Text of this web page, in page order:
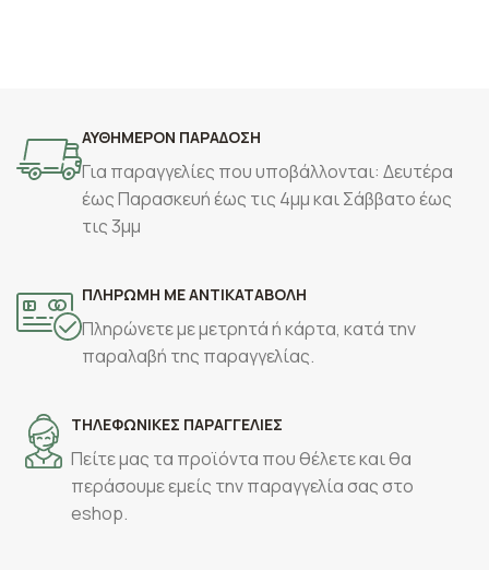
ΑΥΘΗΜΕΡΟΝ ΠΑΡΑΔΟΣΗ
Για παραγγελίες που υποβάλλονται: Δευτέρα
έως Παρασκευή έως τις 4μμ και Σάββατο έως
τις 3μμ
ΠΛΗΡΩΜΗ ΜΕ ΑΝΤΙΚΑΤΑΒΟΛΗ
Πληρώνετε με μετρητά ή κάρτα, κατά την
παραλαβή της παραγγελίας.
ΤΗΛΕΦΩΝΙΚΕΣ ΠΑΡΑΓΓΕΛΙΕΣ
Πείτε μας τα προϊόντα που θέλετε και θα
περάσουμε εμείς την παραγγελία σας στο
eshop.